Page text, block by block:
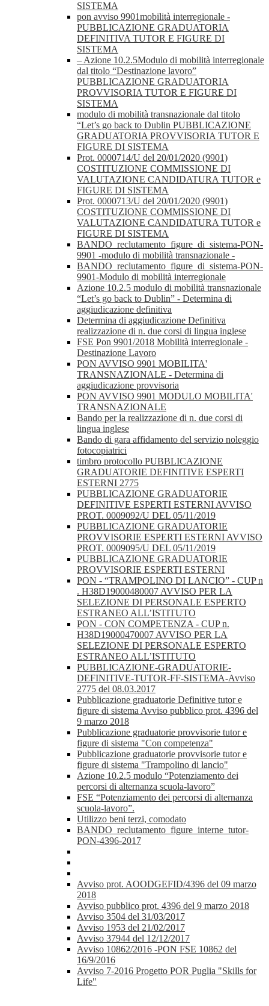
SISTEMA
pon avviso 9901mobilità interregionale -
PUBBLICAZIONE GRADUATORIA
DEFINITIVA TUTOR E FIGURE DI
SISTEMA
– Azione 10.2.5Modulo di mobilità interregionale
dal titolo “Destinazione lavoro”
PUBBLICAZIONE GRADUATORIA
PROVVISORIA TUTOR E FIGURE DI
SISTEMA
modulo di mobilità transnazionale dal titolo
“Let’s go back to Dublin PUBBLICAZIONE
GRADUATORIA PROVVISORIA TUTOR E
FIGURE DI SISTEMA
Prot. 0000714/U del 20/01/2020 (9901)
COSTITUZIONE COMMISSIONE DI
VALUTAZIONE CANDIDATURA TUTOR e
FIGURE DI SISTEMA
Prot. 0000713/U del 20/01/2020 (9901)
COSTITUZIONE COMMISSIONE DI
VALUTAZIONE CANDIDATURA TUTOR e
FIGURE DI SISTEMA
BANDO_reclutamento_figure_di_sistema-PON-
9901 -modulo di mobilità transnazionale -
BANDO_reclutamento_figure_di_sistema-PON-
9901-Modulo di mobilità interregionale
Azione 10.2.5 modulo di mobilità transnazionale
“Let’s go back to Dublin” - Determina di
aggiudicazione definitiva
Determina di aggiudicazione Definitiva
realizzazione di n. due corsi di lingua inglese
FSE Pon 9901/2018 Mobilità interregionale -
Destinazione Lavoro
PON AVVISO 9901 MOBILITA'
TRANSNAZIONALE - Determina di
aggiudicazione provvisoria
PON AVVISO 9901 MODULO MOBILITA'
TRANSNAZIONALE
Bando per la realizzazione di n. due corsi di
lingua inglese
Bando di gara affidamento del servizio noleggio
fotocopiatrici
timbro protocollo PUBBLICAZIONE
GRADUATORIE DEFINITIVE ESPERTI
ESTERNI 2775
PUBBLICAZIONE GRADUATORIE
DEFINITIVE ESPERTI ESTERNI AVVISO
PROT. 0009092/U DEL 05/11/2019
PUBBLICAZIONE GRADUATORIE
PROVVISORIE ESPERTI ESTERNI AVVISO
PROT. 0009095/U DEL 05/11/2019
PUBBLICAZIONE GRADUATORIE
PROVVISORIE ESPERTI ESTERNI
PON - “TRAMPOLINO DI LANCIO” - CUP n
. H38D19000480007 AVVISO PER LA
SELEZIONE DI PERSONALE ESPERTO
ESTRANEO ALL’ISTITUTO
PON - CON COMPETENZA - CUP n.
H38D19000470007 AVVISO PER LA
SELEZIONE DI PERSONALE ESPERTO
ESTRANEO ALL’ISTITUTO
PUBBLICAZIONE-GRADUATORIE-
DEFINITIVE-TUTOR-FF-SISTEMA-Avviso
2775 del 08.03.2017
Pubblicazione graduatorie Definitive tutor e
figure di sistema Avviso pubblico prot. 4396 del
9 marzo 2018
Pubblicazione graduatorie provvisorie tutor e
figure di sistema "Con competenza"
Pubblicazione graduatorie provvisorie tutor e
figure di sistema "Trampolino di lancio"
Azione 10.2.5 modulo “Potenziamento dei
percorsi di alternanza scuola-lavoro”
FSE “Potenziamento dei percorsi di alternanza
scuola-lavoro”.
Utilizzo beni terzi, comodato
BANDO_reclutamento_figure_interne_tutor-
PON-4396-2017
Avviso prot. AOODGEFID/4396 del 09 marzo
2018
Avviso pubblico prot. 4396 del 9 marzo 2018
Avviso 3504 del 31/03/2017
Avviso 1953 del 21/02/2017
Avviso 37944 del 12/12/2017
Avviso 10862/2016 -PON FSE 10862 del
16/9/2016
Avviso 7-2016 Progetto POR Puglia "Skills for
Life"